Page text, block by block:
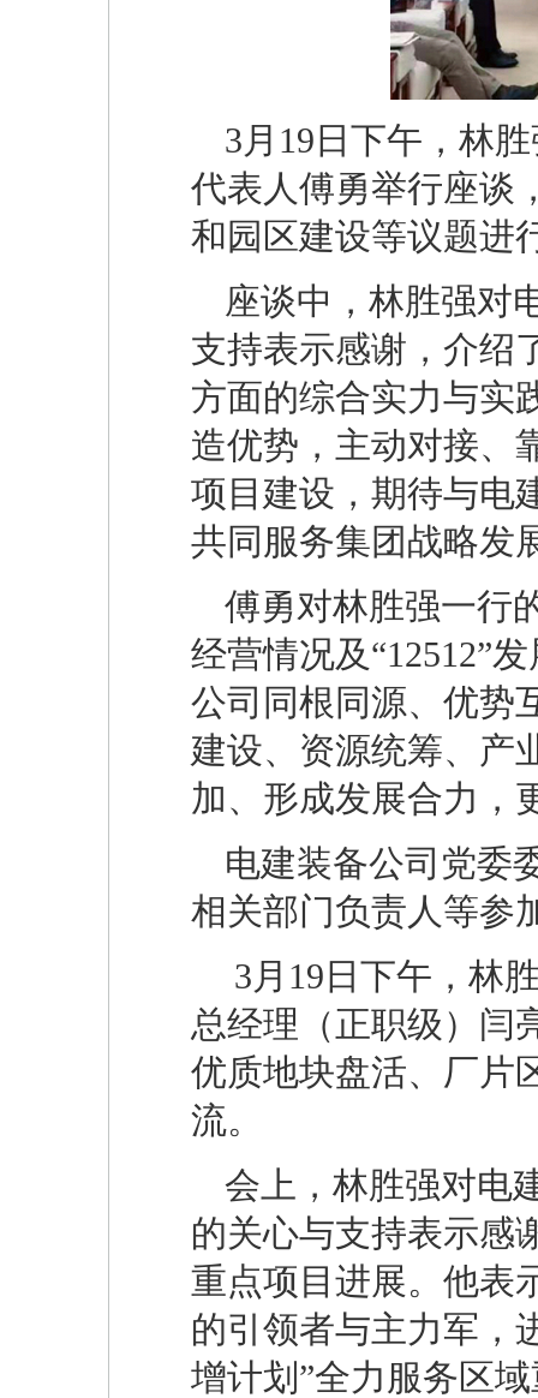
3月19日下午，林
代表人傅勇举行座谈
和园区建设等议题进
座谈中，林胜强对
支持表示感谢，介绍
方面的综合实力与实
造优势，主动对接、
项目建设，期待与电
共同服务集团战略发
傅勇对林胜强一行
经营情况及“12512”
公司同根同源、优势
建设、资源统筹、产
加、形成发展合力，
电建装备公司党委
相关部门负责人等参
3月19日下午，林
总经理（正职级）闫
优质地块盘活、厂片
流。
会上，林胜强对电
的关心与支持表示感
重点项目进展。他表
的引领者与主力军，
增计划”全力服务区